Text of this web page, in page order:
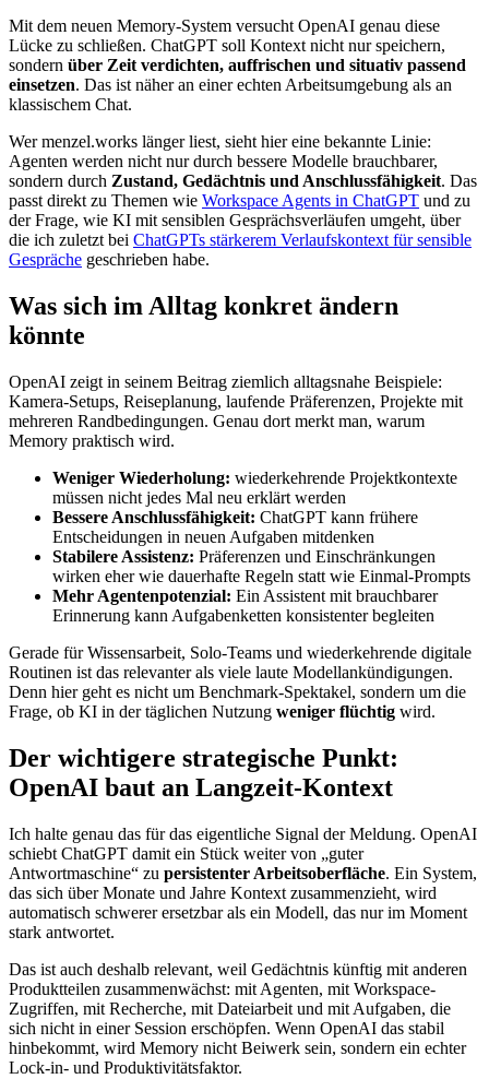
Mit dem neuen Memory-System versucht OpenAI genau diese
Lücke zu schließen. ChatGPT soll Kontext nicht nur speichern,
sondern über Zeit verdichten, auffrischen und situativ passend
einsetzen. Das ist näher an einer echten Arbeitsumgebung als an
klassischem Chat.
Wer menzel.works länger liest, sieht hier eine bekannte Linie:
Agenten werden nicht nur durch bessere Modelle brauchbarer,
sondern durch Zustand, Gedächtnis und Anschlussfähigkeit. Das
passt direkt zu Themen wie Workspace Agents in ChatGPT und zu
der Frage, wie KI mit sensiblen Gesprächsverläufen umgeht, über
die ich zuletzt bei ChatGPTs stärkerem Verlaufskontext für sensible
Gespräche geschrieben habe.
Was sich im Alltag konkret ändern
könnte
OpenAI zeigt in seinem Beitrag ziemlich alltagsnahe Beispiele:
Kamera-Setups, Reiseplanung, laufende Präferenzen, Projekte mit
mehreren Randbedingungen. Genau dort merkt man, warum
Memory praktisch wird.
Weniger Wiederholung: wiederkehrende Projektkontexte
müssen nicht jedes Mal neu erklärt werden
Bessere Anschlussfähigkeit: ChatGPT kann frühere
Entscheidungen in neuen Aufgaben mitdenken
Stabilere Assistenz: Präferenzen und Einschränkungen
wirken eher wie dauerhafte Regeln statt wie Einmal-Prompts
Mehr Agentenpotenzial: Ein Assistent mit brauchbarer
Erinnerung kann Aufgabenketten konsistenter begleiten
Gerade für Wissensarbeit, Solo-Teams und wiederkehrende digitale
Routinen ist das relevanter als viele laute Modellankündigungen.
Denn hier geht es nicht um Benchmark-Spektakel, sondern um die
Frage, ob KI in der täglichen Nutzung weniger flüchtig wird.
Der wichtigere strategische Punkt:
OpenAI baut an Langzeit-Kontext
Ich halte genau das für das eigentliche Signal der Meldung. OpenAI
schiebt ChatGPT damit ein Stück weiter von „guter
Antwortmaschine“ zu persistenter Arbeitsoberfläche. Ein System,
das sich über Monate und Jahre Kontext zusammenzieht, wird
automatisch schwerer ersetzbar als ein Modell, das nur im Moment
stark antwortet.
Das ist auch deshalb relevant, weil Gedächtnis künftig mit anderen
Produktteilen zusammenwächst: mit Agenten, mit Workspace-
Zugriffen, mit Recherche, mit Dateiarbeit und mit Aufgaben, die
sich nicht in einer Session erschöpfen. Wenn OpenAI das stabil
hinbekommt, wird Memory nicht Beiwerk sein, sondern ein echter
Lock-in- und Produktivitätsfaktor.